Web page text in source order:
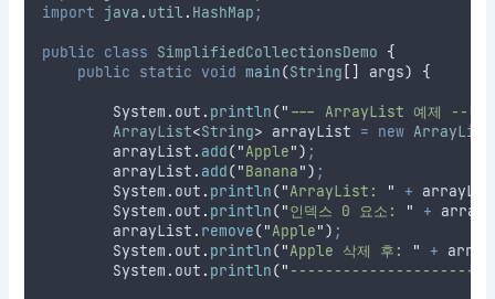
import java . util . HashMap ;
public class SimplifiedCollectionsDemo {
public static void main(String [] args) {
System . out . println(" --- ArrayList 예제 ---
ArrayList<String> arrayList = new ArrayList
arrayList . add("Apple") ;
arrayList . add("Banana") ;
System . out . println("ArrayList: " +
System . out . println("인덱스 0 요소: " +
arrayList . remove("Apple") ;
System . out . println("Apple 삭제 후: " +
System . out . println("-----------------------